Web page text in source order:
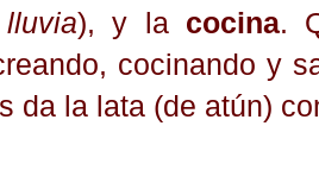
), y la cocina.
cocinando y
da la lata (de atún)